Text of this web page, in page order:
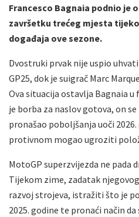
Francesco Bagnaia podnio je
završetku trećeg mjesta
događaja ove sezone.
Dvostruki prvak nije uspio
GP25, dok je suigrač Marc
Ova situacija ostavlja Bagnaia
je borba za naslov gotova, on
pronašao poboljšanja uoči
protivnom mogao ugroziti
MotoGP superzvijezda ne pada
Tijekom zime, zadatak
razvoj strojeva, istražiti što je
2025. godine te pronaći način